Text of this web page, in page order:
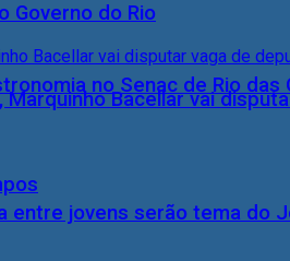
no Senac de Rio das
entre jovens serão tema do
Governo do Rio
Bacellar vai